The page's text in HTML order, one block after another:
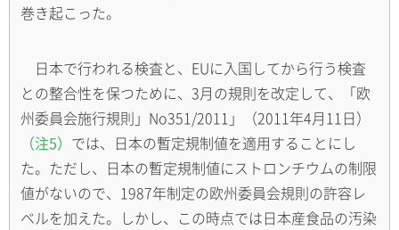
巻き起こった。
日本で行われる検査と、EUに入国してから行う検査
との整合性を保つために、3月の規則を改定して、「欧
州委員会施行規則」No351/2011」（2011年4月11日）
（注5） では、日本の暫定規制値を適用することにし
た。ただし、日本の暫定規制値にストロンチウムの制限
値がないので、1987年制定の欧州委員会規則の許容レ
ベルを加えた。しかし、この時点では日本産食品の汚染